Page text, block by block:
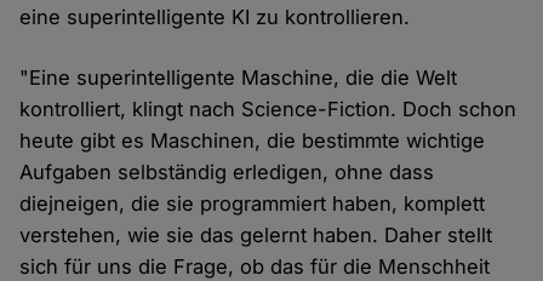
eine superintelligente KI zu kontrollieren.
"Eine superintelligente Maschine, die die Welt
kontrolliert, klingt nach Science-Fiction. Doch schon
heute gibt es Maschinen, die bestimmte wichtige
Aufgaben selbständig erledigen, ohne dass
diejneigen, die sie programmiert haben, komplett
verstehen, wie sie das gelernt haben. Daher stellt
sich für uns die Frage, ob das für die Menschheit